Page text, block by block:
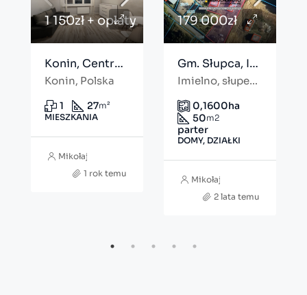
1 150zł + opłaty
Konin, Centrum – wn126
Konin, Polska
1 27m²
MIESZKANIA
Mikołaj Florczyk
1 rok temu
179 000zł
Gm. Słupca, Imielno – d166
Imielno, słupecki, Polska
0,1600ha
50m2
parter
DOMY, DZIAŁKI
Mikołaj Florczyk
2 lata temu